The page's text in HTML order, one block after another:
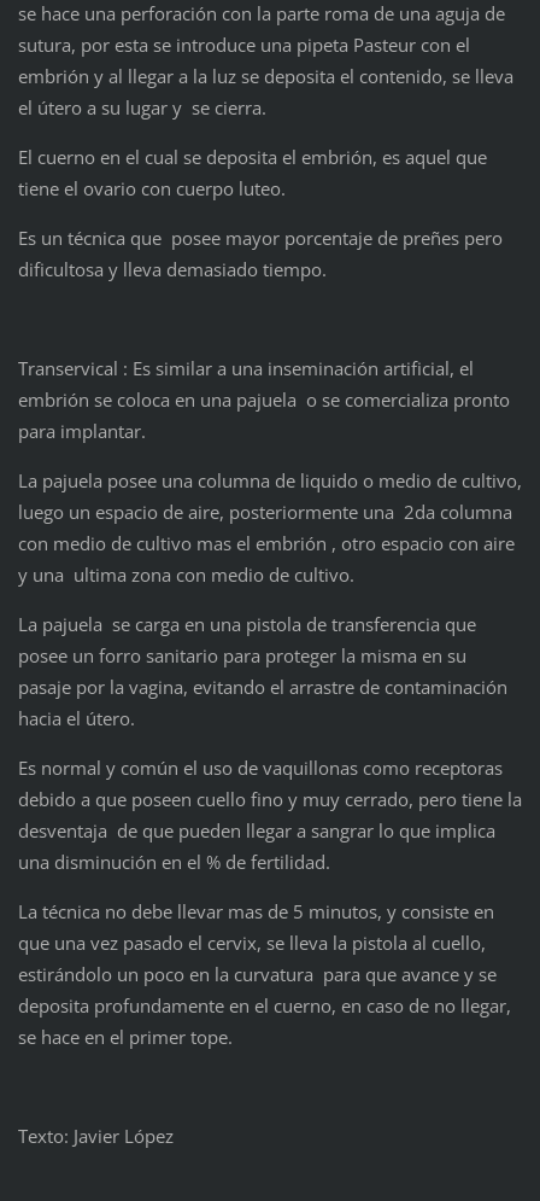
se hace una perforación con la parte roma de una aguja de
sutura, por esta se introduce una pipeta Pasteur con el
embrión y al llegar a la luz se deposita el contenido, se lleva
el útero a su lugar y se cierra.
El cuerno en el cual se deposita el embrión, es aquel que
tiene el ovario con cuerpo luteo.
Es un técnica que posee mayor porcentaje de preñes pero
dificultosa y lleva demasiado tiempo.
Transervical : Es similar a una inseminación artificial, el
embrión se coloca en una pajuela o se comercializa pronto
para implantar.
La pajuela posee una columna de liquido o medio de cultivo,
luego un espacio de aire, posteriormente una 2da columna
con medio de cultivo mas el embrión , otro espacio con aire
y una ultima zona con medio de cultivo.
La pajuela se carga en una pistola de transferencia que
posee un forro sanitario para proteger la misma en su
pasaje por la vagina, evitando el arrastre de contaminación
hacia el útero.
Es normal y común el uso de vaquillonas como receptoras
debido a que poseen cuello fino y muy cerrado, pero tiene la
desventaja de que pueden llegar a sangrar lo que implica
una disminución en el % de fertilidad.
La técnica no debe llevar mas de 5 minutos, y consiste en
que una vez pasado el cervix, se lleva la pistola al cuello,
estirándolo un poco en la curvatura para que avance y se
deposita profundamente en el cuerno, en caso de no llegar,
se hace en el primer tope.
Texto: Javier López